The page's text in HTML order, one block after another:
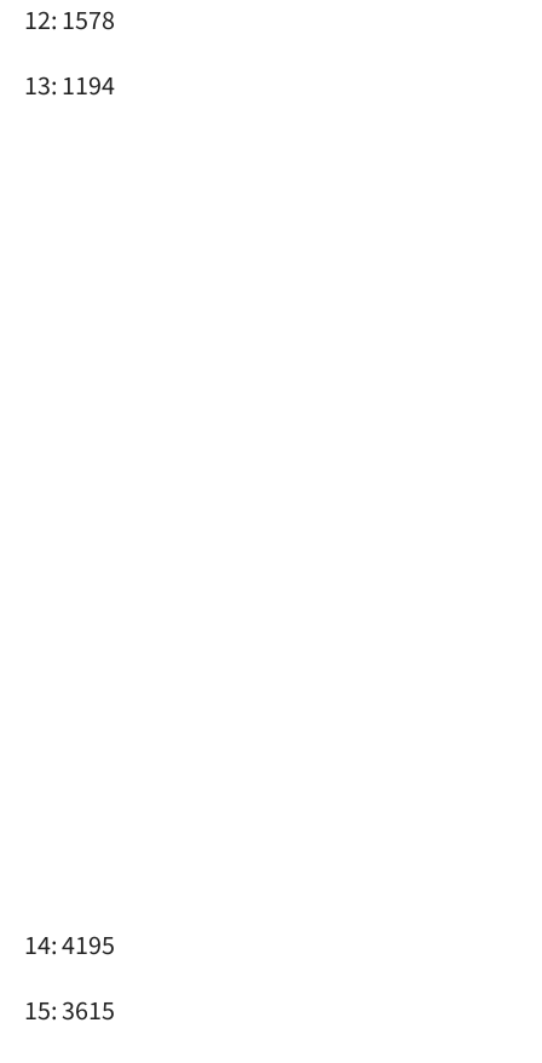
12: 1578
13: 1194
14: 4195
15: 3615